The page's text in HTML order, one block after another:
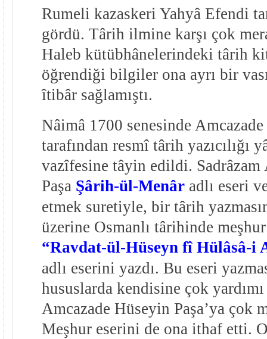
Rumeli kazaskeri Yahyâ Efendi
gördü. Târih ilmine karşı çok
Haleb kütübhânelerindeki târih
öğrendiği bilgiler ona ayrı bir
îtibâr sağlamıştı.
Nâimâ 1700 senesinde
tarafından resmî târih yazıcılığı
vazîfesine tâyin edildi. Sadrâzam
Paşa Şârih-ül-Menâradlı eseri
etmek suretiyle, bir târih
üzerine Osmanlı târihinde
“Ravdat-ül-Hüseyn fî Hülâsâ-i
adlı eserini yazdı. Bu eseri
hususlarda kendisine çok
Amcazade Hüseyin Paşa’ya çok
Meşhur eserini de ona ithaf etti.